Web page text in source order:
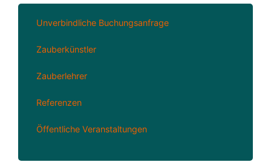
Unverbindliche Buchungsanfrage
Zauberkünstler
Zauberlehrer
Referenzen
Öffentliche Veranstaltungen